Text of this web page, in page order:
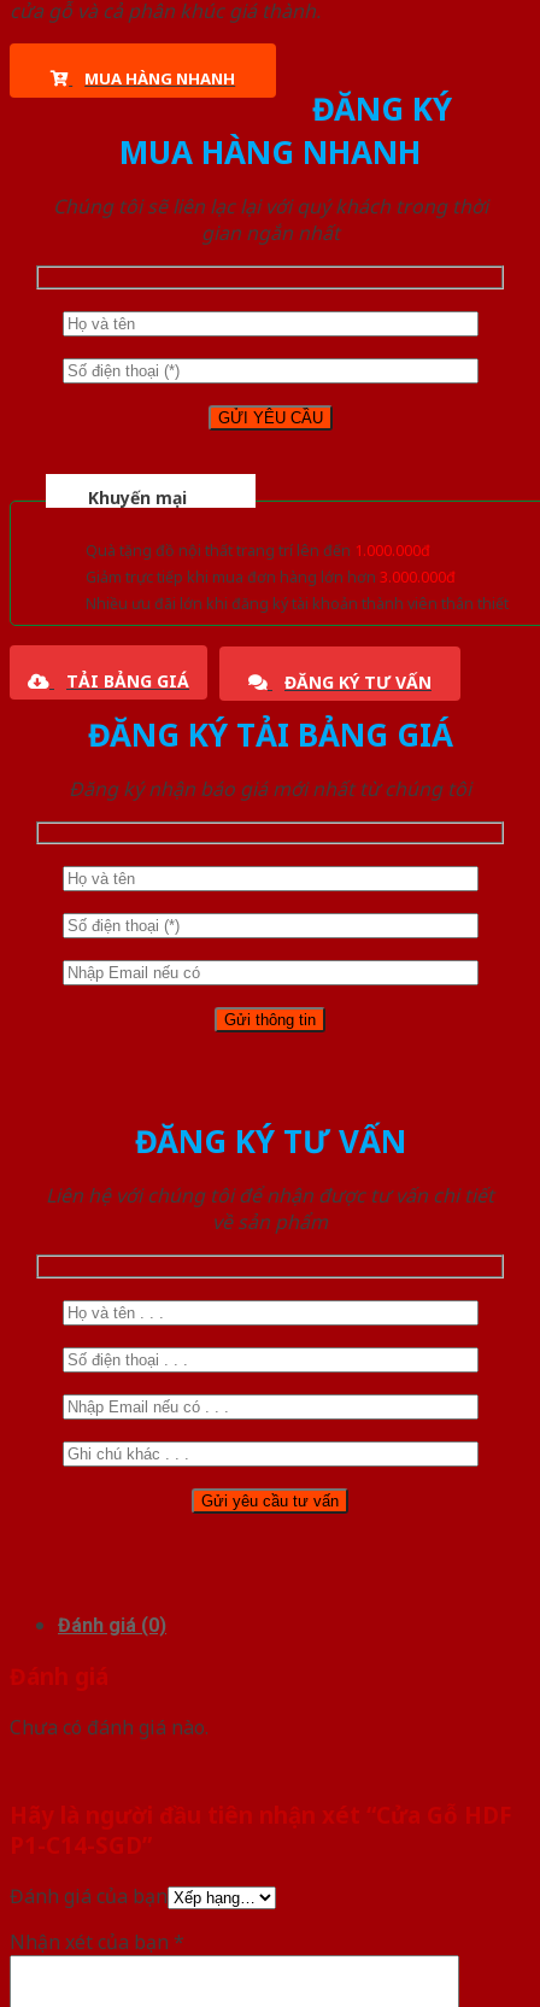
cửa gỗ và cả phân khúc giá thành.
MUA HÀNG NHANH
ĐĂNG KÝ
MUA HÀNG NHANH
Chúng tôi sẽ liên lạc lại với quý khách trong thời
gian ngắn nhất
Khuyến mại
Quà tặng đồ nội thất trang trí lên đến 1.000.000đ
Giảm trực tiếp khi mua đơn hàng lớn hơn 3.000.000đ
Nhiều ưu đãi lớn khi đăng ký tài khoản thành viên thân thiết
TẢI BẢNG GIÁ ĐĂNG KÝ TƯ VẤN
ĐĂNG KÝ TẢI BẢNG GIÁ
Đăng ký nhận báo giá mới nhất từ chúng tôi
ĐĂNG KÝ TƯ VẤN
Liên hệ với chúng tôi để nhận được tư vấn chi tiết
về sản phẩm
Đánh giá (0)
Đánh giá
Chưa có đánh giá nào.
Hãy là người đầu tiên nhận xét “Cửa Gỗ HDF
P1-C14-SGD”
Đánh giá của bạn
Nhận xét của bạn *